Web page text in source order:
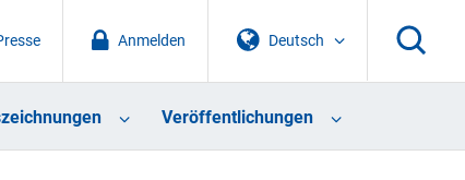
Deutsch
Anmelden
Veröffentlichungen